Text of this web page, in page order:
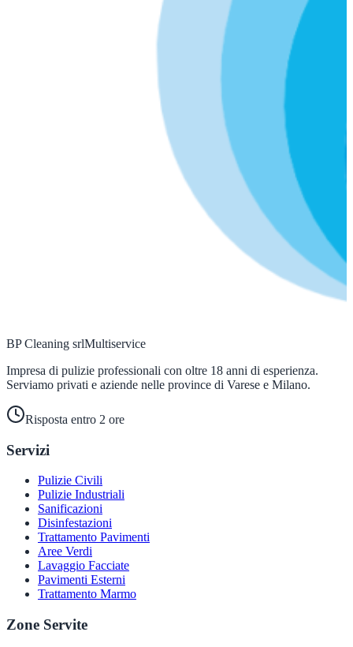
BP Cleaning srlMultiservice
Impresa di pulizie professionali con oltre 18 anni di esperienza.
Serviamo privati e aziende nelle province di Varese e Milano.
Risposta entro 2 ore
Servizi
Pulizie Civili
Pulizie Industriali
Sanificazioni
Disinfestazioni
Trattamento Pavimenti
Aree Verdi
Lavaggio Facciate
Pavimenti Esterni
Trattamento Marmo
Zone Servite